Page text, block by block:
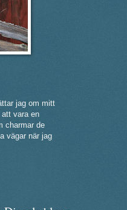
jag om mitt
att vara en
charmar de
vägar när jag